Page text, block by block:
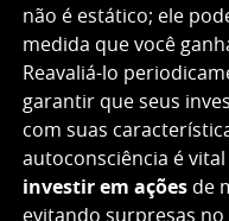
não é estático; ele
medida que você
Reavaliá-lo
garantir que seus
com suas
autoconsciência é
investir em ações de
evitando surpresas no